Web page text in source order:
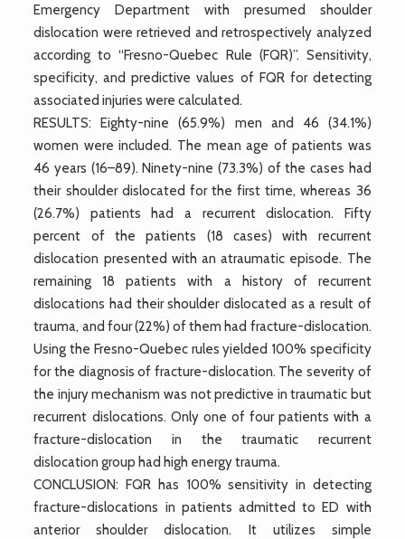
Emergency Department with presumed shoulder
dislocation were retrieved and retrospectively analyzed
according to “Fresno-Quebec Rule (FQR)”. Sensitivity,
specificity, and predictive values of FQR for detecting
associated injuries were calculated.
RESULTS: Eighty-nine (65.9%) men and 46 (34.1%)
women were included. The mean age of patients was
46 years (16–89). Ninety-nine (73.3%) of the cases had
their shoulder dislocated for the first time, whereas 36
(26.7%) patients had a recurrent dislocation. Fifty
percent of the patients (18 cases) with recurrent
dislocation presented with an atraumatic episode. The
remaining 18 patients with a history of recurrent
dislocations had their shoulder dislocated as a result of
trauma, and four (22%) of them had fracture-dislocation.
Using the Fresno-Quebec rules yielded 100% specificity
for the diagnosis of fracture-dislocation. The severity of
the injury mechanism was not predictive in traumatic but
recurrent dislocations. Only one of four patients with a
fracture-dislocation in the traumatic recurrent
dislocation group had high energy trauma.
CONCLUSION: FQR has 100% sensitivity in detecting
fracture-dislocations in patients admitted to ED with
anterior shoulder dislocation. It utilizes simple